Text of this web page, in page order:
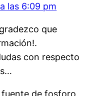
las 6:09 pm
que
con respecto
fuente de fosforo